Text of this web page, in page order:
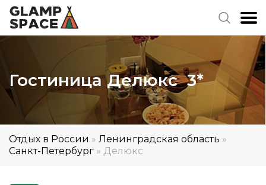
Гостиница Делюкс 3*
Отдых в России » Ленинградская область »
Санкт-Петербург » Делюкс